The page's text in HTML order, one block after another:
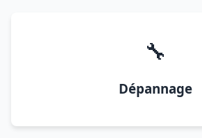
🔧
Dépannage